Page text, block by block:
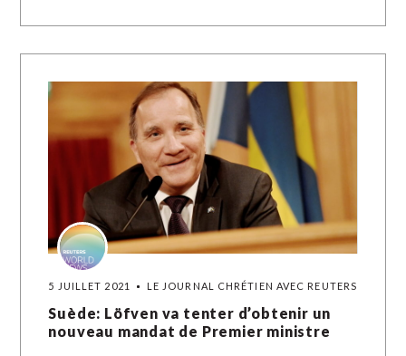
5 JUILLET 2021 LE JOURNAL CHRÉTIEN AVEC REUTERS
Suède: Löfven va tenter d’obtenir un
nouveau mandat de Premier ministre